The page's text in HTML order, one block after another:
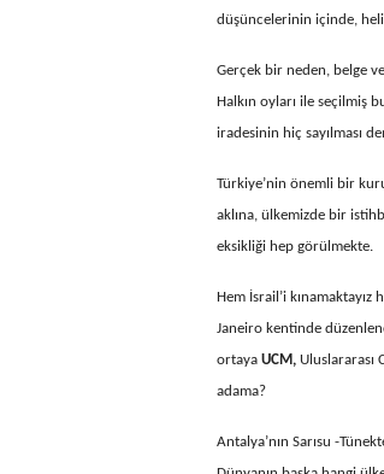
düşüncelerinin içinde,
Gerçek bir neden, belge
Halkın oyları ile seçilmiş
iradesinin hiç sayılması
Türkiye’nin önemli bir
aklına, ülkemizde bir
eksikliği hep görülmekte.
Hem İsrail’i
Janeiro kentinde
ortaya UCM, Uluslararası
adama?
Antalya’nın Sarısu -